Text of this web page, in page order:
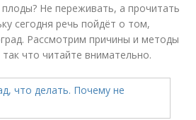
Не переживать, а прочитать
сегодня речь пойдёт о том,
Рассмотрим причины и методы
что читайте внимательно.